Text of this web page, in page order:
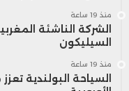
منذ 19 ساعة
السيليكون
منذ 19 ساعة
السياحة البولندية